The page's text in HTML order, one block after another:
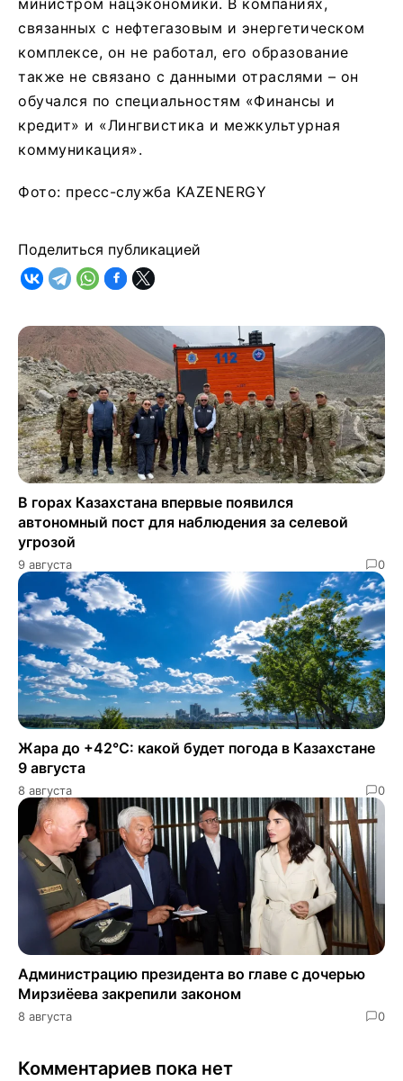
министром нацэкономики. В компаниях,
связанных с нефтегазовым и энергетическом
комплексе, он не работал, его образование
также не связано с данными отраслями – он
обучался по специальностям «Финансы и
кредит» и «Лингвистика и межкультурная
коммуникация».
Фото: пресс-служба KAZENERGY
Поделиться публикацией
В горах Казахстана впервые появился
автономный пост для наблюдения за селевой
угрозой
9 августа 0
Жара до +42°C: какой будет погода в Казахстане
9 августа
8 августа 0
Администрацию президента во главе с дочерью
Мирзиёева закрепили законом
8 августа 0
Комментариев пока нет